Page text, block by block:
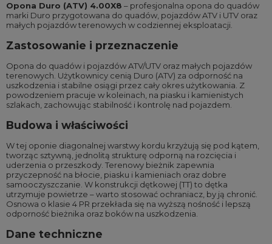
Opona Duro (ATV) 4.00X8 – profesjonalna opona do quadów
marki Duro przygotowana do quadów, pojazdów ATV i UTV oraz
małych pojazdów terenowych w codziennej eksploatacji.
Zastosowanie i przeznaczenie
Opona do quadów i pojazdów ATV/UTV oraz małych pojazdów
terenowych. Użytkownicy cenią Duro (ATV) za odporność na
uszkodzenia i stabilne osiągi przez cały okres użytkowania. Z
powodzeniem pracuje w koleinach, na piasku i kamienistych
szlakach, zachowując stabilność i kontrolę nad pojazdem.
Budowa i właściwości
W tej oponie diagonalnej warstwy kordu krzyżują się pod kątem,
tworząc sztywną, jednolitą strukturę odporną na rozcięcia i
uderzenia o przeszkody. Terenowy bieżnik zapewnia
przyczepność na błocie, piasku i kamieniach oraz dobre
samooczyszczanie. W konstrukcji dętkowej (TT) to dętka
utrzymuje powietrze – warto stosować ochraniacz, by ją chronić.
Osnowa o klasie 4 PR przekłada się na wyższą nośność i lepszą
odporność bieżnika oraz boków na uszkodzenia.
Dane techniczne